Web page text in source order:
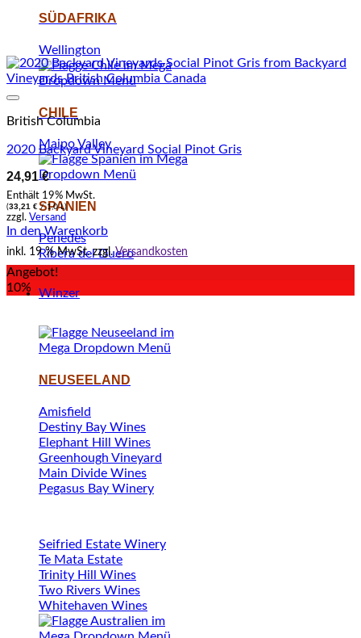
SÜDAFRIKA
Wellington
CHILE
Maipo Valley
SPANIEN
Penedès
Ribera del Duero
Winzer
NEUSEELAND
Amisfield
Destiny Bay Wines
Elephant Hill Wines
Greenhough Vineyard
Main Divide Wines
Pegasus Bay Winery
Seifried Estate Winery
Te Mata Estate
Trinity Hill Wines
Two Rivers Wines
Whitehaven Wines
British Columbia
2020 Backyard Vineyard Social Pinot Gris
24,91€
Enthält 19% MwSt.
(33,21 € / 1,0 L)
zzgl. Versand
In den Warenkorb
inkl. 19 % MwSt. zzgl.Versandkosten
Angebot!
10%